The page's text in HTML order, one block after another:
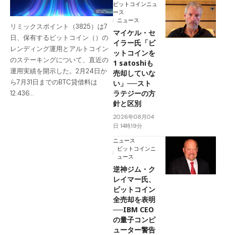
リミックスポイント（3825）は7
日、保有するビットコイン（）の
レンディング運用とアルトコイン
のステーキングについて、直近の
運用実績を開示した。2月24日か
ら7月31日までのBTC貸借料は
12.436…
ビットコインニュ
ース
ニュース
マイケル・セ
イラー氏「ビ
ットコインを
1 satoshiも
売却していな
い」──スト
ラテジーの方
針と区別
2026年08月04
日 14時19分
ニュース
ビットコインニ
ュース
逆神ジム・ク
レイマー氏、
ビットコイン
全売却を表明
──IBM CEO
の量子コンピ
ューター警告